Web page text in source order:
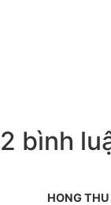
2 bình
HONG THU